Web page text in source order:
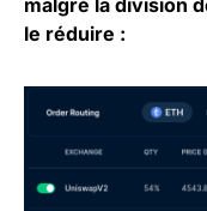
malgré la division
le réduire :